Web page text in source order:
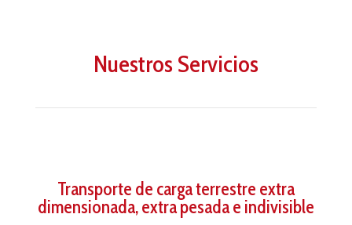
Nuestros Servicios
Transporte de carga terrestre extra
dimensionada, extra pesada e indivisible